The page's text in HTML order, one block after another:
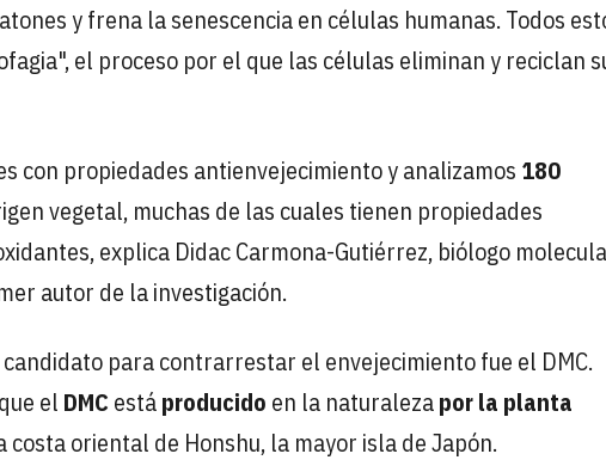
y frena la senescencia en células humanas. Todos
el proceso por el que las células eliminan y reciclan
con propiedades antienvejecimiento y analizamos 180
vegetal, muchas de las cuales tienen propiedades
explica Didac Carmona-Gutiérrez, biólogo
autor de la investigación.
para contrarrestar el envejecimiento fue el DMC.
el DMC estáproducido en la naturalezapor la planta
oriental de Honshu, la mayor isla de Japón.